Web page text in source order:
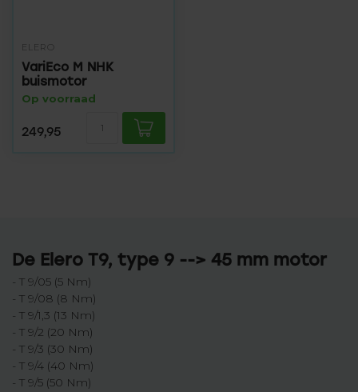
ELERO
VariEco M NHK
buismotor
Op voorraad
249,95
De Elero T9, type 9 --> 45 mm motor
- T 9/05 (5 Nm)
- T 9/08 (8 Nm)
- T 9/1,3 (13 Nm)
- T 9/2 (20 Nm)
- T 9/3 (30 Nm)
- T 9/4 (40 Nm)
- T 9/5 (50 Nm)